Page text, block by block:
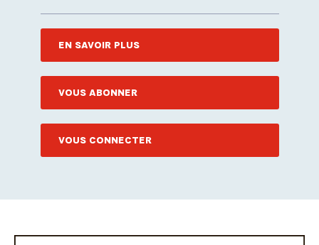
EN SAVOIR PLUS
VOUS ABONNER
VOUS CONNECTER